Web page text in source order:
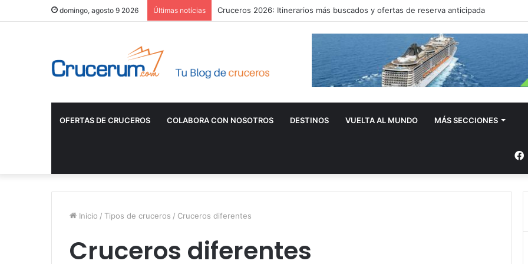
domingo, agosto 9 2026 Últimas notícias Cruceros 2026: Itinerarios más buscados y ofertas de reserva anticipada
OFERTAS DE CRUCEROS COLABORA CON NOSOTROS DESTINOS VUELTA AL MUNDO MÁS SECCIONES
Inicio / Tipos de cruceros / Cruceros diferentes
Cruceros diferentes